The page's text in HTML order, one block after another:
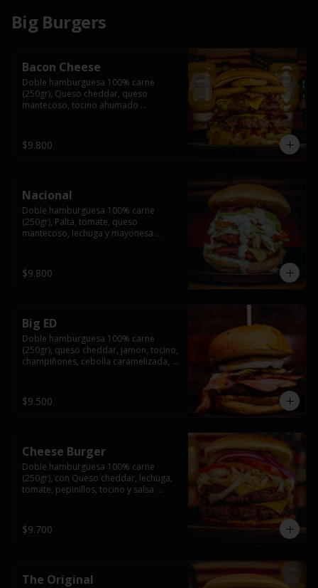
Big Burgers
Bacon Cheese
Doble hamburguesa 100% carne
(250gr), Queso cheddar, queso
mantecoso, tocino ahumado
brioche y acompañado de papas
fritas.
$9.800
Nacional
Doble hamburguesa 100% carne
(250gr), Palta, tomate, queso
mantecoso, lechuga y mayonesa
$9.800
Big ED
Doble hamburguesa 100% carne
(250gr), queso cheddar, jamon, tocino,
champiñones, cebolla caramelizada,
$9.500
Cheese Burger
Doble hamburguesa 100% carne
(250gr), con Queso cheddar, lechuga,
tomate, pepinillos, tocino y salsa
$9.700
The Original